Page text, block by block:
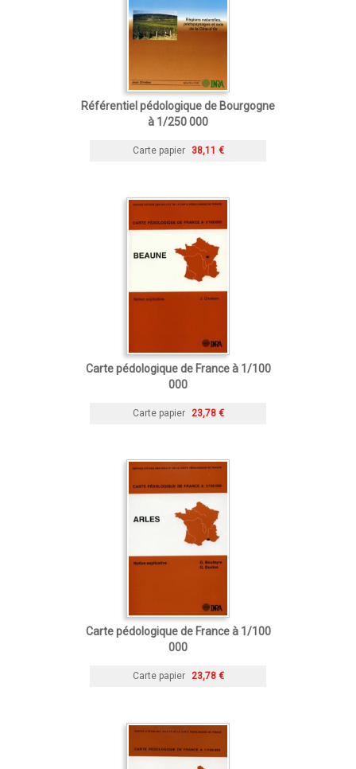
Référentiel pédologique de Bourgogne
à 1/250 000
Carte papier 38,11 €
Carte pédologique de France à 1/100
000
Carte papier 23,78 €
Carte pédologique de France à 1/100
000
Carte papier 23,78 €